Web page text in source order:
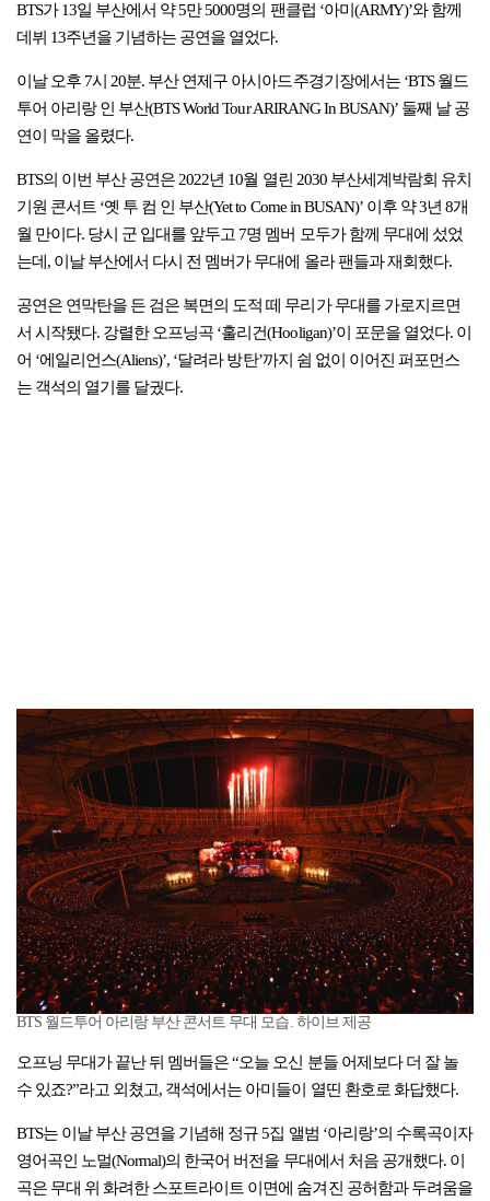
BTS가 13일 부산에서 약 5만 5000명의 팬클럽 ‘아미(ARMY)’와 함께
데뷔 13주년을 기념하는 공연을 열었다.
이날 오후 7시 20분. 부산 연제구 아시아드주경기장에서는 ‘BTS 월드
투어 아리랑 인 부산(BTS World Tour ARIRANG In BUSAN)’ 둘째 날 공
연이 막을 올렸다.
BTS의 이번 부산 공연은 2022년 10월 열린 2030 부산세계박람회 유치
기원 콘서트 ‘옛 투 컴 인 부산(Yet to Come in BUSAN)’ 이후 약 3년 8개
월 만이다. 당시 군 입대를 앞두고 7명 멤버 모두가 함께 무대에 섰었
는데, 이날 부산에서 다시 전 멤버가 무대에 올라 팬들과 재회했다.
공연은 연막탄을 든 검은 복면의 도적 떼 무리가 무대를 가로지르면
서 시작됐다. 강렬한 오프닝곡 ‘훌리건(Hooligan)’이 포문을 열었다. 이
어 ‘에일리언스(Aliens)’, ‘달려라 방탄’까지 쉼 없이 이어진 퍼포먼스
는 객석의 열기를 달궜다.
BTS 월드투어 아리랑 부산 콘서트 무대 모습. 하이브 제공
오프닝 무대가 끝난 뒤 멤버들은 “오늘 오신 분들 어제보다 더 잘 놀
수 있죠?”라고 외쳤고, 객석에서는 아미들이 열띤 환호로 화답했다.
BTS는 이날 부산 공연을 기념해 정규 5집 앨범 ‘아리랑’의 수록곡이자
영어곡인 노멀(Normal)의 한국어 버전을 무대에서 처음 공개했다. 이
곡은 무대 위 화려한 스포트라이트 이면에 숨겨진 공허함과 두려움을